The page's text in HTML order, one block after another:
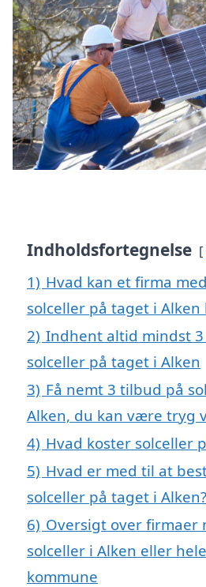
Indholdsfortegnelse
1) Hvad kan et firma
solceller på taget i
2) Indhent altid mindst
solceller på taget i Alken
3) Få nemt 3 tilbud på
Alken, du kan være tryg
4) Hvad koster solceller
5) Hvad er med til at
solceller på taget i Alken?
6) Oversigt over firmaer
solceller i Alken eller
kommune